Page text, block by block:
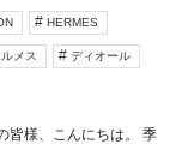
HERMES
メス ディオール
皆様、こんにちは。 季